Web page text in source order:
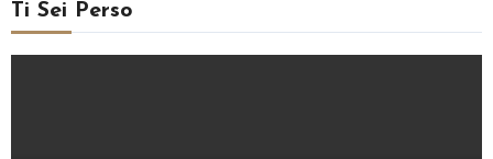
Ti Sei Perso